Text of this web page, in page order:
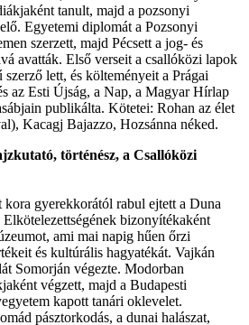
tanult, majd a pozsonyi
Egyetemi diplomát a Pozsonyi
szerzett, majd Pécsett a jog- és
avatták. Első verseit a csallóközi lapok
lett, és költeményeit a Prágai
az Esti Újság, a Nap, a Magyar Hírlap
publikálta. Kötetei: Rohan az élet
Kacagj Bajazzo, Hozsánna néked.
történész, a Csallóközi
kora gyerekkorától rabul ejtett a Duna
bizonyítékaként
ami mai napig hűen őrzi
és kultúrális hagyatékát. Vajkán
Somorján végezte. Modorban
végzett, majd a Budapesti
kapott tanári oklevelet.
pásztorkodás, a dunai halászat,